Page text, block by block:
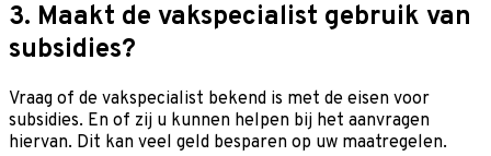
3. Maakt de vakspecialist gebruik van
subsidies?
Vraag of de vakspecialist bekend is met de eisen voor
subsidies. En of zij u kunnen helpen bij het aanvragen
hiervan. Dit kan veel geld besparen op uw maatregelen.